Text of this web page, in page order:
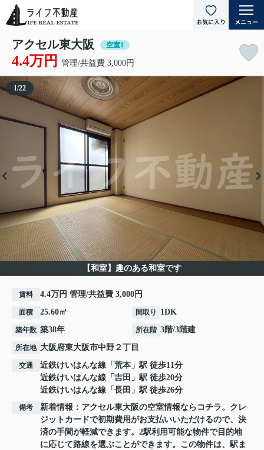
アクセル東大阪 空室1
4.4万円 管理/共益費 3,000円
【和室】趣のある和室です
1/22
賃料 4.4万円 管理/共益費 3,000円
面積 25.60㎡ 間取り 1DK
築年数 築38年 所在階 3階/3階建
所在地 大阪府東大阪市中野 ２丁目
交通 近鉄けいはんな線 「 荒本 」駅 徒歩11分
近鉄けいはんな線 「 吉田 」駅 徒歩20分
近鉄けいはんな線 「 長田 」駅 徒歩26分
備考
新着情報：アクセル東大阪の空室情報ならコチラ。クレ
ジットカードで初期費用がお支払いいただけるので、決
済の手間が軽減できます。2駅利用可能な物件で目的地
に応じて路線を選ぶことができます。この物件は、駅ま